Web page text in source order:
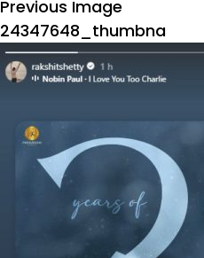
Previous Image
24347648_thumbna